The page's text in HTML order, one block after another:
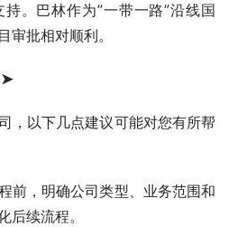
。巴林作为”一带一路”沿线国
审批相对顺利。
➤
，以下几点建议可能对您有所帮
前，明确公司类型、业务范围和
后续流程。